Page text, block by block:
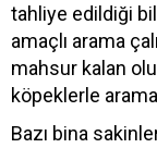
tahliye edildiği
amaçlı arama
mahsur kalan
köpeklerle
Bazı bina